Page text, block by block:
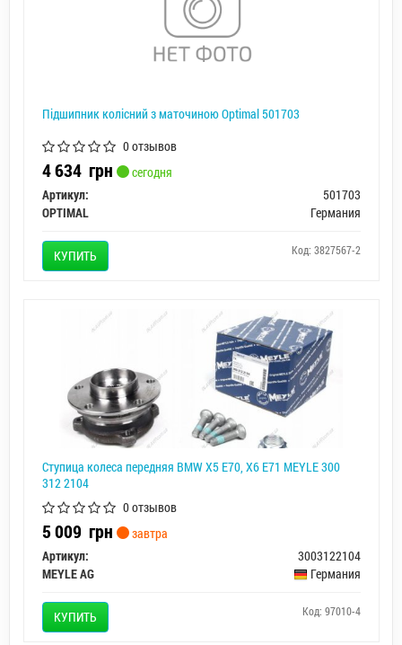
Підшипник колісний з маточиною Optimal 501703
0 отзывов
4 634 грн
сегодня
Артикул:
501703
OPTIMAL
Германия
КУПИТЬ Код: 3827567-2
Ступица колеса передняя BMW X5 E70, X6 E71 MEYLE 300
312 2104
0 отзывов
5 009 грн
завтра
Артикул:
3003122104
MEYLE AG
Германия
КУПИТЬ Код: 97010-4